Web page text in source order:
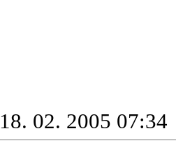
18. 02. 2005 07:34